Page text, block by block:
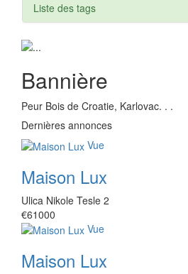
Liste des tags
Bannière
Peur Bois de Croatie, Karlovac. . .
Dernières annonces
Vue
Maison Lux
Ulica Nikole Tesle 2
€61000
Vue
Maison Lux